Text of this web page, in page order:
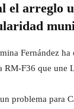
el arreglo
Fernández
F36 que une
problema para